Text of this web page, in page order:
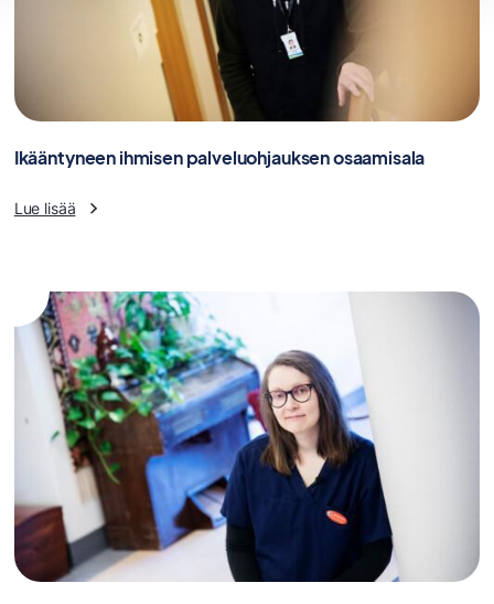
Ikääntyneen ihmisen palveluohjauksen osaamisala
Lue lisää